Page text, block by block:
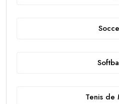
Tenis de